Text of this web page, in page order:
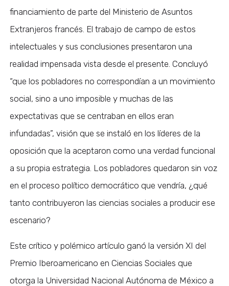
financiamiento de parte del Ministerio de Asuntos
Extranjeros francés. El trabajo de campo de estos
intelectuales y sus conclusiones presentaron una
realidad impensada vista desde el presente. Concluyó
“que los pobladores no correspondían a un movimiento
social, sino a uno imposible y muchas de las
expectativas que se centraban en ellos eran
infundadas”, visión que se instaló en los líderes de la
oposición que la aceptaron como una verdad funcional
a su propia estrategia. Los pobladores quedaron sin voz
en el proceso político democrático que vendría, ¿qué
tanto contribuyeron las ciencias sociales a producir ese
escenario?
Este crítico y polémico artículo ganó la versión XI del
Premio Iberoamericano en Ciencias Sociales que
otorga la Universidad Nacional Autónoma de México a